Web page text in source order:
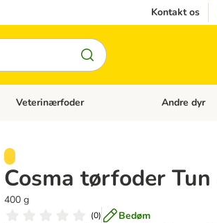
Kontakt os
Åben kategori menu: Kattetilbehør
Veterinærfoder Åben
Andre dyr
Cosma tørfoder
400 g
(0)
Bedøm